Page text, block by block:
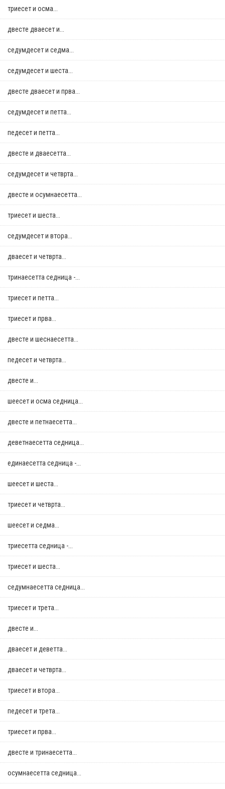
триесет и осма...
двестe дваесет и...
седумдесет и седма...
седумдесет и шеста...
двестe дваесет и прва...
седумдесет и петта...
педесет и петта...
двестe и дваесетта...
седумдесет и четврта...
двестe и осумнaесетта...
триесет и шеста...
седумдесет и втора...
дваесет и четврта...
тринаесетта седница -...
триесет и петта...
триесет и прва...
двестe и шеснаесетта...
педесет и четврта...
двестe и...
шеесет и осма седница...
двестe и петнаесетта...
деветнаесетта седница...
единаесетта седница -...
шеесет и шеста...
триесет и четврта...
шеесет и седма...
триесетта седница -...
триесет и шеста...
седумнаесетта седница...
триесет и трета...
двестe и...
дваесет и деветта...
дваесет и четврта...
триесет и втора...
педесет и трета...
триесет и прва...
двестe и тринаесетта...
осумнaесетта седница...